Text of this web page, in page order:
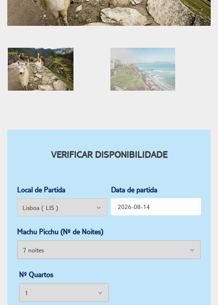
VERIFICAR DISPONIBILIDADE
Local de Partida Data de partida
Machu Picchu (Nº de Noites)
Nº Quartos